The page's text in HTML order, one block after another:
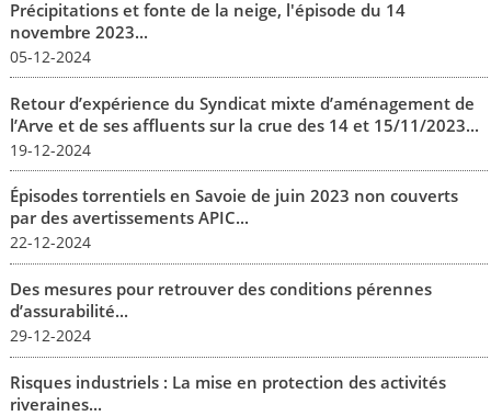
Précipitations et fonte de la neige, l'épisode du 14
novembre 2023...
05-12-2024
Retour d’expérience du Syndicat mixte d’aménagement de
l’Arve et de ses affluents sur la crue des 14 et 15/11/2023...
19-12-2024
Épisodes torrentiels en Savoie de juin 2023 non couverts
par des avertissements APIC...
22-12-2024
Des mesures pour retrouver des conditions pérennes
d’assurabilité...
29-12-2024
Risques industriels : La mise en protection des activités
riveraines...